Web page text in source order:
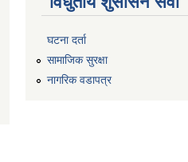
घटना दर्ता
सामाजिक सुरक्षा
नागरिक वडापत्र